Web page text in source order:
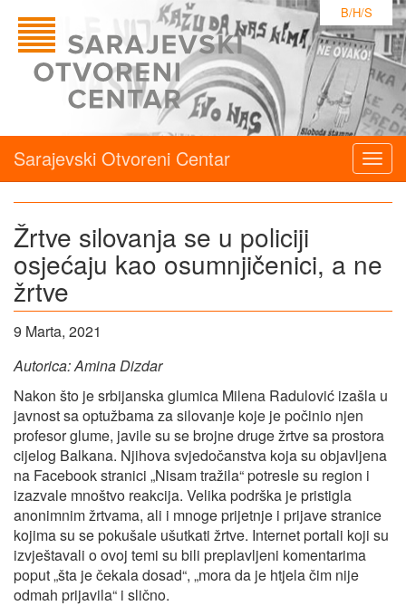
B/H/S
Sarajevski Otvoreni Centar
Žrtve silovanja se u policiji
osjećaju kao osumnjičenici, a ne
žrtve
9 Marta, 2021
Autorica: Amina Dizdar
Nakon što je srbijanska glumica Milena Radulović izašla u
javnost sa optužbama za silovanje koje je počinio njen
profesor glume, javile su se brojne druge žrtve sa prostora
cijelog Balkana. Njihova svjedočanstva koja su objavljena
na Facebook stranici „Nisam tražila“ potresle su region i
izazvale mnoštvo reakcija. Velika podrška je pristigla
anonimnim žrtvama, ali i mnoge prijetnje i prijave stranice
kojima su se pokušale ušutkati žrtve. Internet portali koji su
izvještavali o ovoj temi su bili preplavljeni komentarima
poput „šta je čekala dosad“, „mora da je htjela čim nije
odmah prijavila“ i slično.